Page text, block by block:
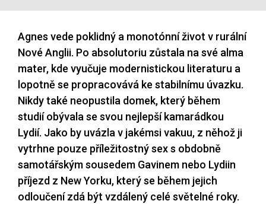
Agnes vede poklidný a monotónní život v rurální
Nové Anglii. Po absolutoriu zůstala na své alma
mater, kde vyučuje modernistickou literaturu a
lopotně se propracovává ke stabilnímu úvazku.
Nikdy také neopustila domek, který během
studií obývala se svou nejlepší kamarádkou
Lydií. Jako by uvázla v jakémsi vakuu, z něhož ji
vytrhne pouze příležitostný sex s obdobně
samotářským sousedem Gavinem nebo Lydiin
příjezd z New Yorku, který se během jejich
odloučení zdá být vzdálený celé světelné roky.